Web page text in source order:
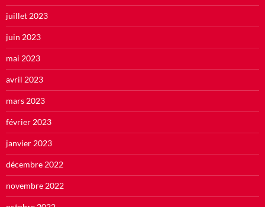
juillet 2023
juin 2023
mai 2023
avril 2023
mars 2023
février 2023
janvier 2023
décembre 2022
novembre 2022